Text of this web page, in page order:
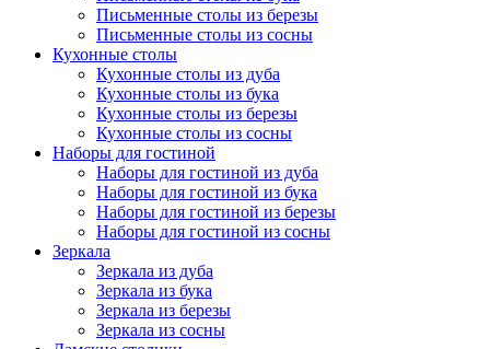
Письменные столы из березы
Письменные столы из сосны
Кухонные столы
Кухонные столы из дуба
Кухонные столы из бука
Кухонные столы из березы
Кухонные столы из сосны
Наборы для гостиной
Наборы для гостиной из дуба
Наборы для гостиной из бука
Наборы для гостиной из березы
Наборы для гостиной из сосны
Зеркала
Зеркала из дуба
Зеркала из бука
Зеркала из березы
Зеркала из сосны